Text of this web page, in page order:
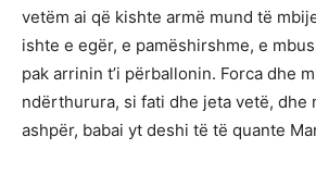
vetëm ai që kishte armë mund të
ishte e egër, e pamëshirshme, e
pak arrinin t’i përballonin. Forca dhe
ndërthurura, si fati dhe jeta vetë, dhe
ashpër, babai yt deshi të të quante